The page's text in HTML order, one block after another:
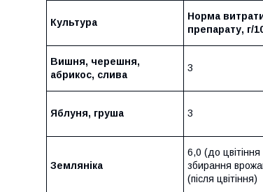
Культура
Норма
препарату, г/
Вишня, черешня,
абрикос, слива
3
Яблуня, груша 3
Земляніка
6,0 (до цвітіння
збирання
(після цвітіння)